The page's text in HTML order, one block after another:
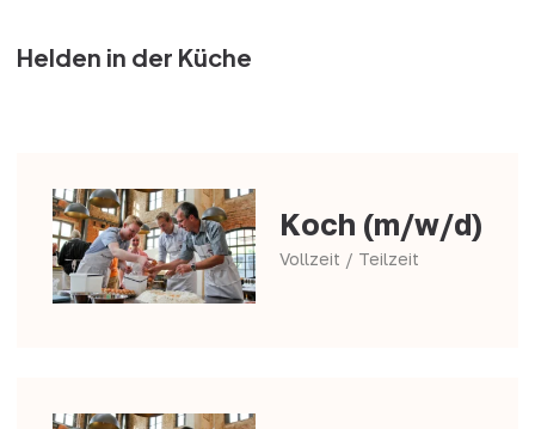
Helden in der Küche
Koch (m/w/d)
Vollzeit / Teilzeit